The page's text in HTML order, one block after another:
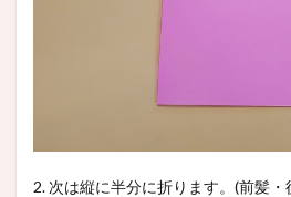
2. 次は縦に半分に折ります。(前髪・